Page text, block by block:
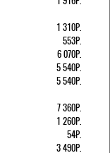
1 310Р.
553Р.
6 070Р.
5 540Р.
5 540Р.
7 360Р.
1 260Р.
54Р.
3 490Р.